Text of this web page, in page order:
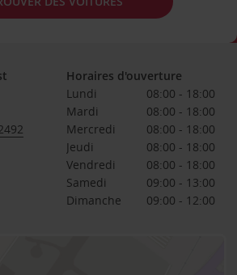
Horaires d'ouverture
Lundi
08:00 - 18:00
Mardi
08:00 - 18:00
Mercredi
08:00 - 18:00
Jeudi
08:00 - 18:00
Vendredi
08:00 - 18:00
Samedi
09:00 - 13:00
Dimanche
09:00 - 12:00